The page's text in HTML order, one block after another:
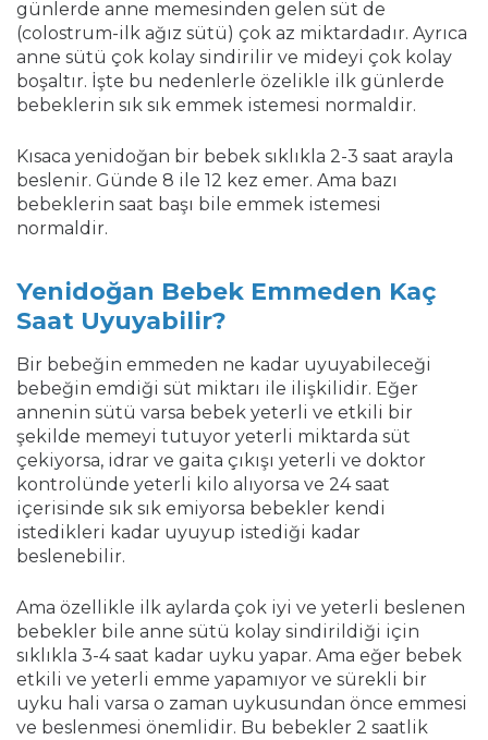
günlerde anne memesinden gelen süt de
(colostrum-ilk ağız sütü) çok az miktardadır. Ayrıca
anne sütü çok kolay sindirilir ve mideyi çok kolay
boşaltır. İşte bu nedenlerle özelikle ilk günlerde
bebeklerin sık sık emmek istemesi normaldir.
Kısaca yenidoğan bir bebek sıklıkla 2-3 saat arayla
beslenir. Günde 8 ile 12 kez emer. Ama bazı
bebeklerin saat başı bile emmek istemesi
normaldir.
Yenidoğan Bebek Emmeden Kaç
Saat Uyuyabilir?
Bir bebeğin emmeden ne kadar uyuyabileceği
bebeğin emdiği süt miktarı ile ilişkilidir. Eğer
annenin sütü varsa bebek yeterli ve etkili bir
şekilde memeyi tutuyor yeterli miktarda süt
çekiyorsa, idrar ve gaita çıkışı yeterli ve doktor
kontrolünde yeterli kilo alıyorsa ve 24 saat
içerisinde sık sık emiyorsa bebekler kendi
istedikleri kadar uyuyup istediği kadar
beslenebilir.
Ama özellikle ilk aylarda çok iyi ve yeterli beslenen
bebekler bile anne sütü kolay sindirildiği için
sıklıkla 3-4 saat kadar uyku yapar. Ama eğer bebek
etkili ve yeterli emme yapamıyor ve sürekli bir
uyku hali varsa o zaman uykusundan önce emmesi
ve beslenmesi önemlidir. Bu bebekler 2 saatlik